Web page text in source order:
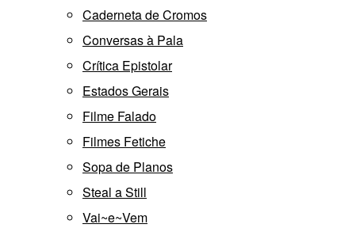
Caderneta de Cromos
Conversas à Pala
Crítica Epistolar
Estados Gerais
Filme Falado
Filmes Fetiche
Sopa de Planos
Steal a Still
Vai~e~Vem